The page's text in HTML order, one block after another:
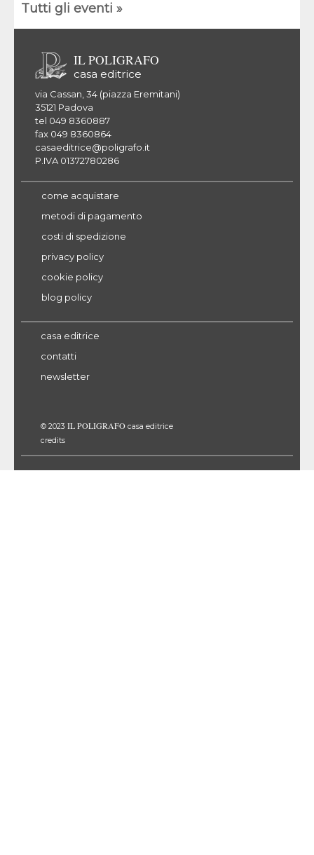
Tutti gli eventi »
IL POLIGRAFO
casa editrice
via Cassan, 34 (piazza Eremitani)
35121 Padova
tel 049 8360887
fax 049 8360864
casaeditrice@poligrafo.it
P.IVA 01372780286
come acquistare
metodi di pagamento
costi di spedizione
privacy policy
cookie policy
blog policy
casa editrice
contatti
newsletter
© 2023 IL POLIGRAFO casa editrice
credits